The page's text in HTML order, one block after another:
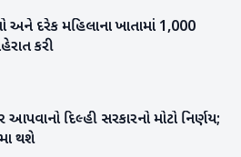
અને દરેક મહિલાના ખાતામાં 1,000
કરી
દિલ્હી સરકારનો મોટો નિર્ણય;
થશે